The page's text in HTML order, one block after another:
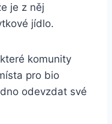
je z něj⁢
jídlo.
komunity
pro bio
odevzdat⁢ své